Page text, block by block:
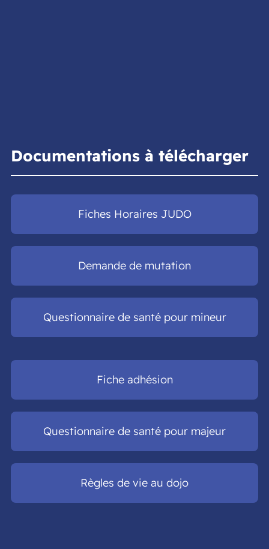
Documentations à télécharger
Fiches Horaires JUDO
Demande de mutation
Questionnaire de santé pour mineur
Fiche adhésion
Questionnaire de santé pour majeur
Règles de vie au dojo